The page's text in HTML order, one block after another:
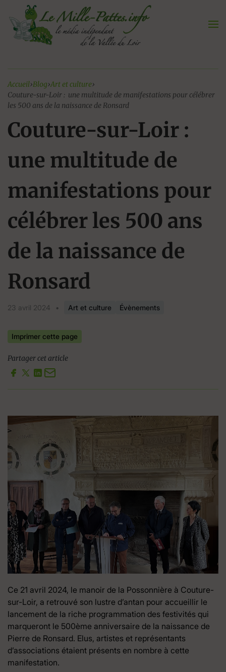
contenu
Accueil›Blog›Art et culture›
Couture-sur-Loir : une multitude de manifestations pour célébrer
les 500 ans de la naissance de Ronsard
Couture-sur-Loir :
une multitude de
manifestations pour
célébrer les 500 ans
de la naissance de
Ronsard
23 avril 2024 • Art et culture Évènements
Imprimer cette page
Partager cet article
Ce 21 avril 2024, le manoir de la Possonnière à Couture-
sur-Loir, a retrouvé son lustre d’antan pour accueillir le
lancement de la riche programmation des festivités qui
marqueront le 500ème anniversaire de la naissance de
Pierre de Ronsard. Elus, artistes et représentants
d’associations étaient présents en nombre à cette
manifestation.